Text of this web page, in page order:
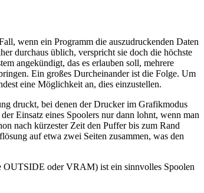
wenn ein Programm die auszudruckenden Daten
durchaus üblich, verspricht sie doch die höchste
angekündigt, das es erlauben soll, mehrere
Ein großes Durcheinander ist die Folge. Um
eine Möglichkeit an, dies einzustellen.
druckt, bei denen der Drucker im Grafikmodus
Einsatz eines Spoolers nur dann lohnt, wenn man
nach kürzester Zeit den Puffer bis zum Rand
auf etwa zwei Seiten zusammen, was den
OUTSIDE oder VRAM) ist ein sinnvolles Spoolen